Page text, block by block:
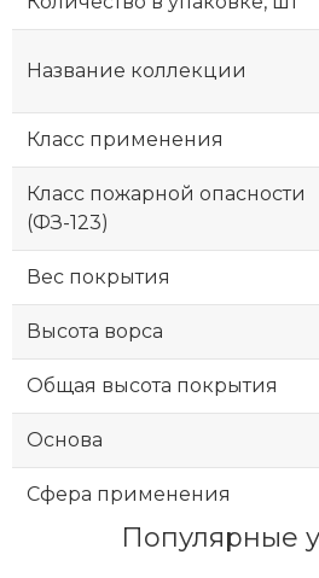
Название коллекции
Класс применения
Класс пожарной опасности
(ФЗ-123)
Вес покрытия
Высота ворса
Общая высота покрытия
Основа
Сфера применения
Популярные